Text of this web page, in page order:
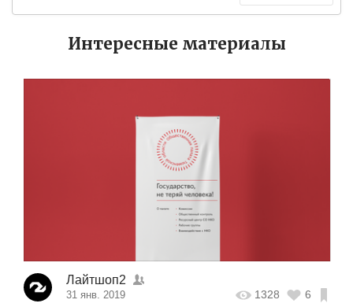
Интересные материалы
Лайтшоп2
31 янв. 2019 1328 6